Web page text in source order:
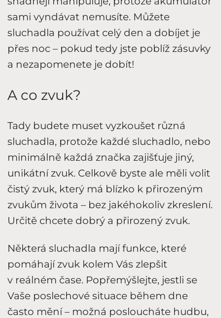
sami vyndávat nemusíte. Můžete
sluchadla používat celý den a dobíjet je
přes noc – pokud tedy jste poblíž zásuvky
a nezapomenete je dobít!
A co zvuk?
Tady budete muset vyzkoušet různá
sluchadla, protože každé sluchadlo, nebo
minimálně každá značka zajišťuje jiný,
unikátní zvuk. Celkově byste ale měli volit
čistý zvuk, který má blízko k přirozeným
zvukům života – bez jakéhokoliv zkreslení.
Určitě chcete dobrý a přirozený zvuk.
Některá sluchadla mají funkce, které
pomáhají zvuk kolem Vás zlepšit
v reálném čase. Popřemýšlejte, jestli se
Vaše poslechové situace během dne
často mění – možná posloucháte hudbu,